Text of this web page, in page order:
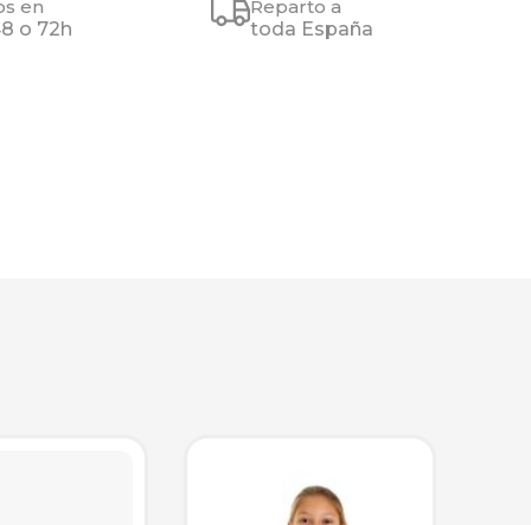
en
o 72h
Reparto a
toda España